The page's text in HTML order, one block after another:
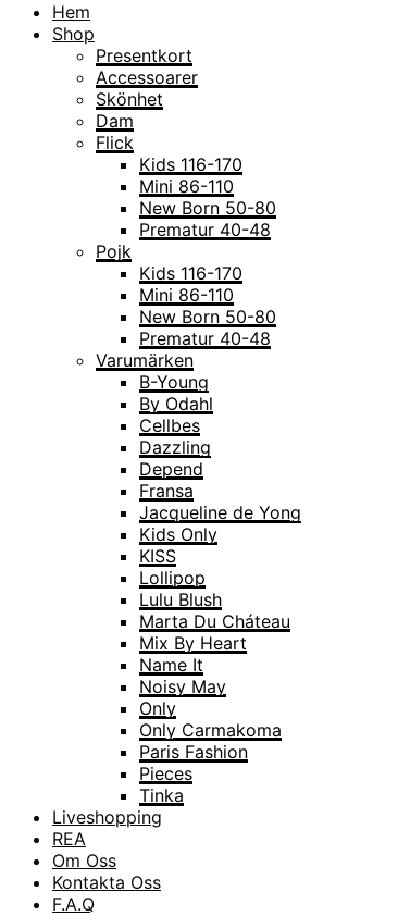
Hem
Shop
Presentkort
Accessoarer
Skönhet
Dam
Flick
Kids 116-170
Mini 86-110
New Born 50-80
Prematur 40-48
Pojk
Kids 116-170
Mini 86-110
New Born 50-80
Prematur 40-48
Varumärken
B-Young
By Odahl
Cellbes
Dazzling
Depend
Fransa
Jacqueline de Yong
Kids Only
KISS
Lollipop
Lulu Blush
Marta Du Cháteau
Mix By Heart
Name It
Noisy May
Only
Only Carmakoma
Paris Fashion
Pieces
Tinka
TopModel
Vero Moda Curve
Liveshopping
REA
Om Oss
Kontakta Oss
F.A.Q